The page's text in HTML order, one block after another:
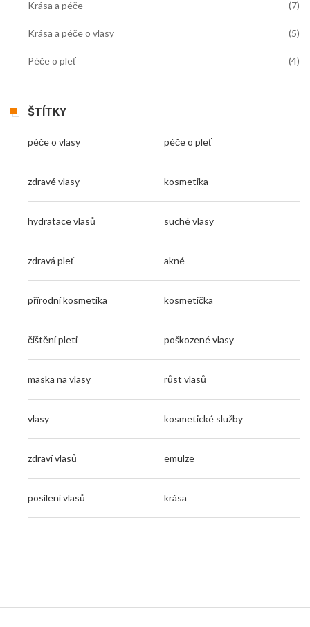
Krása a péče (7)
Krása a péče o vlasy (5)
Péče o pleť (4)
ŠTÍTKY
péče o vlasy péče o pleť
zdravé vlasy kosmetika
hydratace vlasů suché vlasy
zdravá pleť akné
přírodní kosmetika kosmetička
čištění pleti poškozené vlasy
maska na vlasy růst vlasů
vlasy kosmetické služby
zdraví vlasů emulze
posílení vlasů krása